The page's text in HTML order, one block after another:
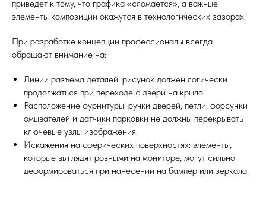
приведет к тому, что графика «сломается», а важные
элементы композиции окажутся в технологических зазорах.
При разработке концепции профессионалы всегда
обращают внимание на:
Линии разъема деталей: рисунок должен логически
продолжаться при переходе с двери на крыло.
Расположение фурнитуры: ручки дверей, петли, форсунки
омывателей и датчики парковки не должны перекрывать
ключевые узлы изображения.
Искажения на сферических поверхностях: элементы,
которые выглядят ровными на мониторе, могут сильно
деформироваться при нанесении на бампер или зеркала.